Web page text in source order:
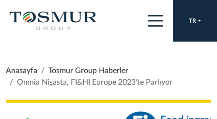
TR
Anasayfa
Tosmur Group Haberler
Omnia Nişasta, FI&HI Europe 2023'te Parlıyor